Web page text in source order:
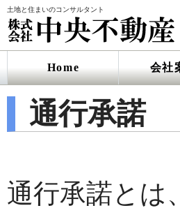
土地と住まいのコンサルタント
Home 会社
通行承諾
通行承諾とは